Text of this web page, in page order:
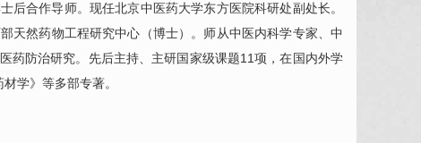
合作导师。现任北京中医药大学东方医院科研处副处长。
天然药物工程研究中心（博士）。师从中医内科学专家、中
药防治研究。先后主持、主研国家级课题11项，在国内外学
学》等多部专著。